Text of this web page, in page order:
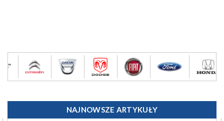
NAJNOWSZE ARTYKUŁY